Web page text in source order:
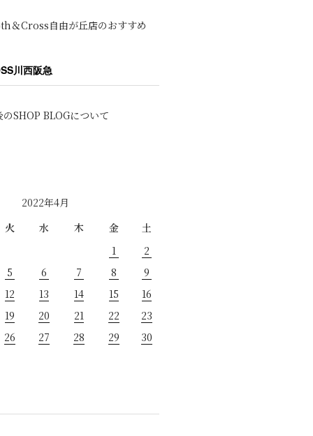
＆Cross自由が丘店のおすすめ
川西阪急
のSHOP BLOGについて
2022年4月
火 水 木 金
土
1
2
5 6 7 8
9
12 13 14 15
16
19 20 21 22
23
26 27 28 29
30